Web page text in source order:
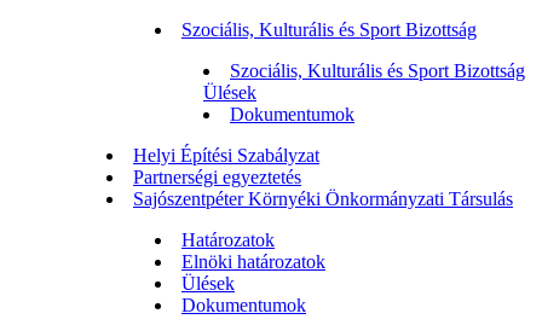
Szociális, Kulturális és Sport Bizottság
Szociális, Kulturális és Sport Bizottság
Ülések
Dokumentumok
Helyi Építési Szabályzat
Partnerségi egyeztetés
Sajószentpéter Környéki Önkormányzati Társulás
Határozatok
Elnöki határozatok
Ülések
Dokumentumok